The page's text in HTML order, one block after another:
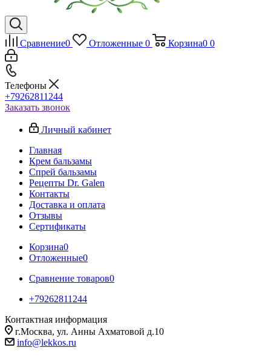
Сравнение0 Отложенные 0 Корзина0 0
Телефоны
+79262811244
Заказать звонок
Личный кабинет
Главная
Крем бальзамы
Спрей бальзамы
Рецепты Dr. Galen
Контакты
Доставка и оплата
Отзывы
Сертификаты
Корзина0
Отложенные0
Сравнение товаров0
+79262811244
Контактная информация
г.Москва, ул. Анны Ахматовой д.10
info@lekkos.ru